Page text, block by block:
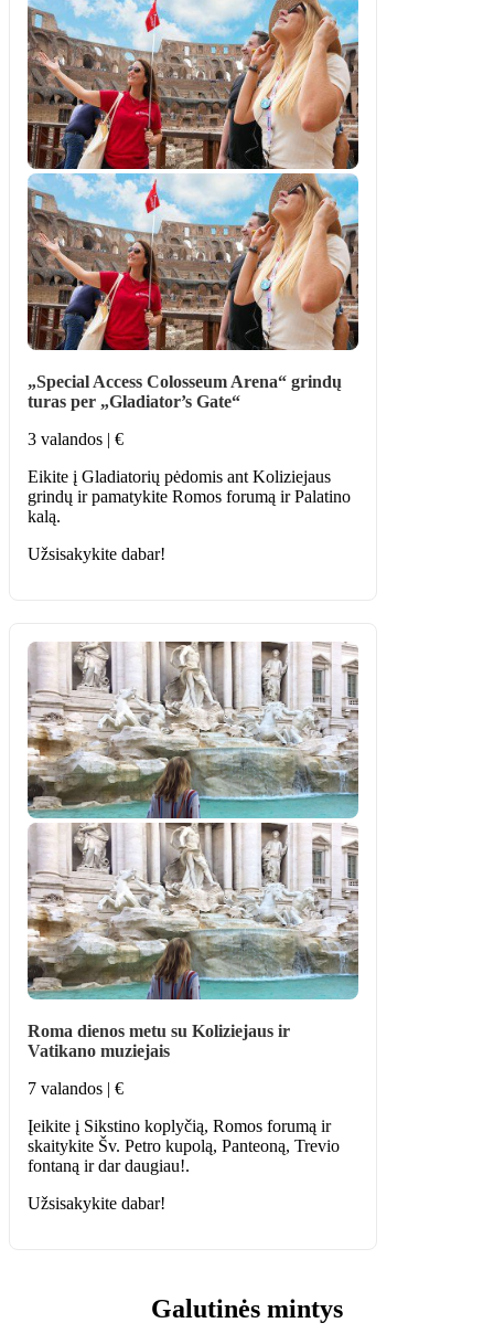
„Special Access Colosseum Arena“ grindų
turas per „Gladiator’s Gate“
3 valandos | €
Eikite į Gladiatorių pėdomis ant Koliziejaus
grindų ir pamatykite Romos forumą ir Palatino
kalą.
Užsisakykite dabar!
Roma dienos metu su Koliziejaus ir
Vatikano muziejais
7 valandos | €
Įeikite į Sikstino koplyčią, Romos forumą ir
skaitykite Šv. Petro kupolą, Panteoną, Trevio
fontaną ir dar daugiau!.
Užsisakykite dabar!
Galutinės mintys